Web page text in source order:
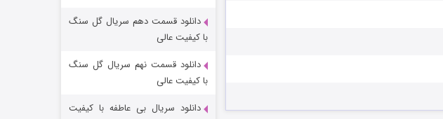
شکست استوارت در نجات جهان
قسمت ۷ (زیرنویس) منتشر شد
دانلود قسمت دهم سریال گل سنگ
با کیفیت عالی
دانلود قسمت نهم سریال گل سنگ
با کیفیت عالی
دانلود سریال بی عاطفه با کیفیت